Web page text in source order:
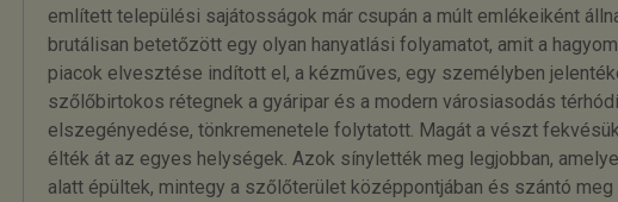
említett települési sajátosságok már csupán a múlt emlékeiként
brutálisan betetőzött egy olyan hanyatlási folyamatot, amit a
piacok elvesztése indított el, a kézműves, egy személyben
szőlőbirtokos rétegnek a gyáripar és a modern városiasodás
elszegényedése, tönkremenetele folytatott. Magát a vészt
élték át az egyes helységek. Azok sínylették meg legjobban,
alatt épültek, mintegy a szőlőterület középpontjában és szántó